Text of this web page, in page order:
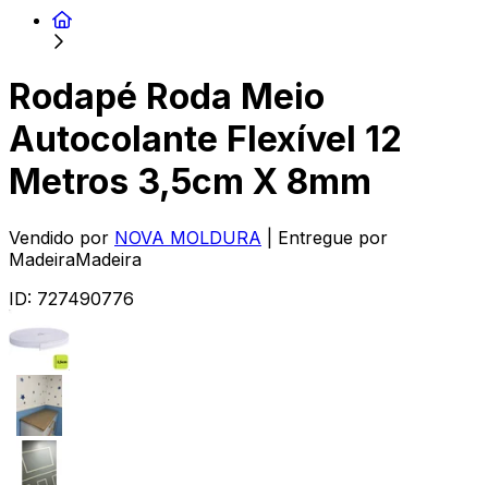
Rodapé Roda Meio
Autocolante Flexível 12
Metros 3,5cm X 8mm
Vendido por NOVA MOLDURA
| Entregue por
MadeiraMadeira
ID: 727490776